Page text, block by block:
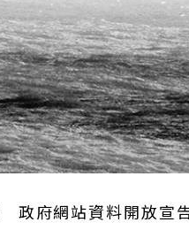
政府網站資料開放宣